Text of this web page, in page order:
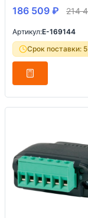
186 509 ₽ 214
Артикул:E-169144
Срок поставки: 5